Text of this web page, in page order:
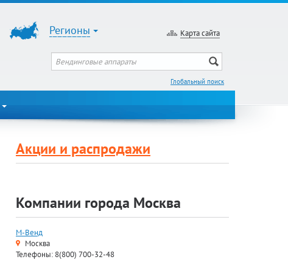
Регионы Карта сайта
Глобальный поиск
Акции и распродажи
Компании города Москва
М-Венд
Москва
Телефоны: 8(800) 700-32-48